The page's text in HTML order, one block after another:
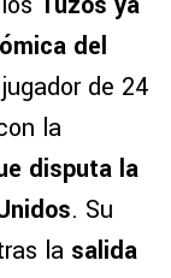
del
de 24
la
disputa la
. Su
la salida